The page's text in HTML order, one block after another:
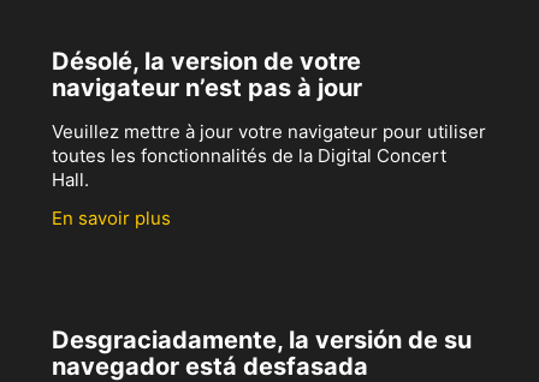
Désolé, la version de votre
navigateur n’est pas à jour
Veuillez mettre à jour votre navigateur pour utiliser
toutes les fonctionnalités de la Digital Concert
Hall.
En savoir plus
Desgraciadamente, la versión de su
navegador está desfasada